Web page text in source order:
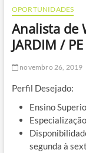
OPORTUNIDADES
Analista de
JARDIM / PE
novembro 26, 2019
Perfil Desejado:
Ensino
segunda à